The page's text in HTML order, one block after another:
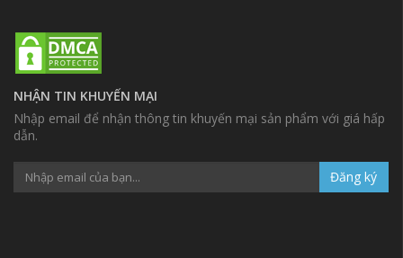
NHẬN TIN KHUYẾN MẠI
Nhập email để nhận thông tin khuyến mại sản phẩm với giá hấp
dẫn.
Đăng ký